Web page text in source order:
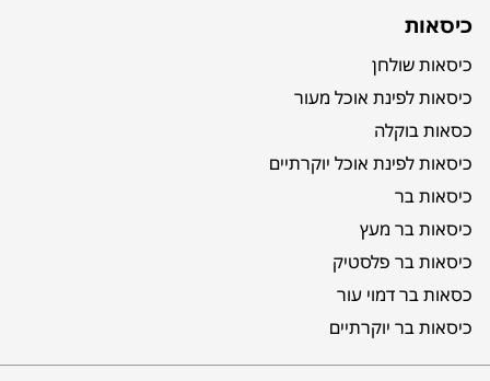
כיסאות
כיסאות שולחן
כיסאות לפינת אוכל מעור
כסאות בוקלה
כיסאות לפינת אוכל יוקרתיים
כיסאות בר
כיסאות בר מעץ
כיסאות בר פלסטיק
כסאות בר דמוי עור
כיסאות בר יוקרתיים